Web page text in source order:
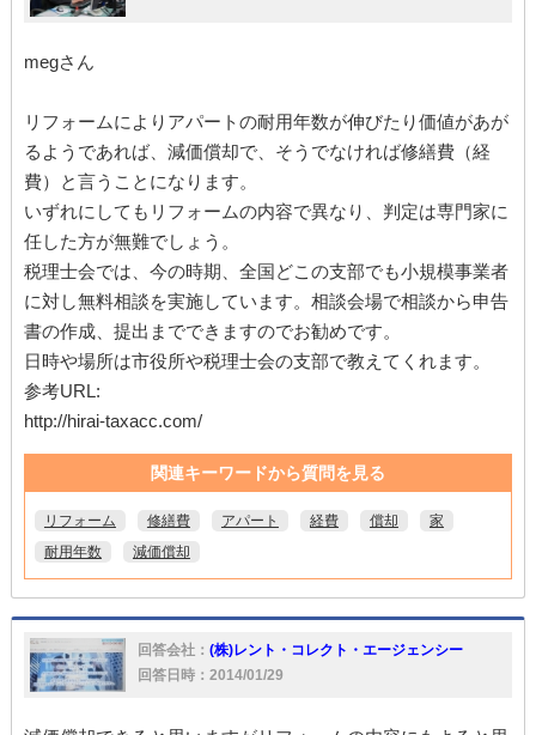
megさん
リフォームによりアパートの耐用年数が伸びたり価値があが
るようであれば、減価償却で、そうでなければ修繕費（経
費）と言うことになります。
いずれにしてもリフォームの内容で異なり、判定は専門家に
任した方が無難でしょう。
税理士会では、今の時期、全国どこの支部でも小規模事業者
に対し無料相談を実施しています。相談会場で相談から申告
書の作成、提出までできますのでお勧めです。
日時や場所は市役所や税理士会の支部で教えてくれます。
参考URL:
http://hirai-taxacc.com/
関連キーワードから質問を見る
リフォーム 修繕費 アパート 経費 償却
家
耐用年数
減価償却
回答会社： (株)レント・コレクト・エージェンシー
回答日時：2014/01/29